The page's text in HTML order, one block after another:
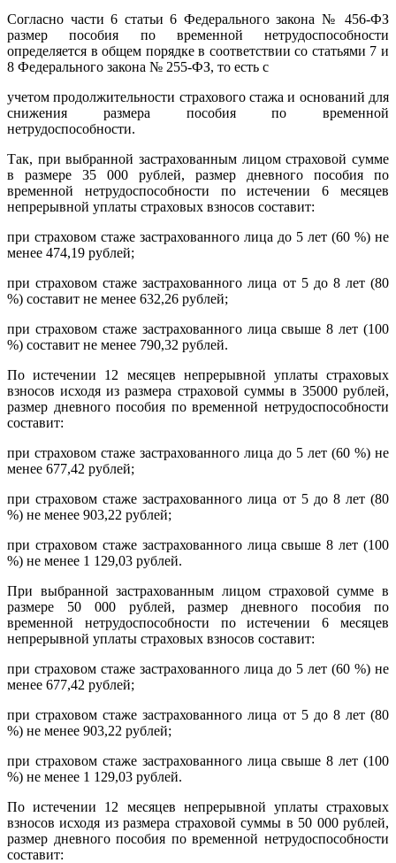
Согласно части 6 статьи 6 Федерального закона № 456-ФЗ
размер пособия по временной нетрудоспособности
определяется в общем порядке в соответствии со статьями 7 и
8 Федерального закона № 255-ФЗ, то есть с
учетом продолжительности страхового стажа и оснований для
снижения размера пособия по временной
нетрудоспособности.
Так, при выбранной застрахованным лицом страховой сумме
в размере 35 000 рублей, размер дневного пособия по
временной нетрудоспособности по истечении 6 месяцев
непрерывной уплаты страховых взносов составит:
при страховом стаже застрахованного лица до 5 лет (60 %) не
менее 474,19 рублей;
при страховом стаже застрахованного лица от 5 до 8 лет (80
%) составит не менее 632,26 рублей;
при страховом стаже застрахованного лица свыше 8 лет (100
%) составит не менее 790,32 рублей.
По истечении 12 месяцев непрерывной уплаты страховых
взносов исходя из размера страховой суммы в 35000 рублей,
размер дневного пособия по временной нетрудоспособности
составит:
при страховом стаже застрахованного лица до 5 лет (60 %) не
менее 677,42 рублей;
при страховом стаже застрахованного лица от 5 до 8 лет (80
%) не менее 903,22 рублей;
при страховом стаже застрахованного лица свыше 8 лет (100
%) не менее 1 129,03 рублей.
При выбранной застрахованным лицом страховой сумме в
размере 50 000 рублей, размер дневного пособия по
временной нетрудоспособности по истечении 6 месяцев
непрерывной уплаты страховых взносов составит:
при страховом стаже застрахованного лица до 5 лет (60 %) не
менее 677,42 рублей;
при страховом стаже застрахованного лица от 5 до 8 лет (80
%) не менее 903,22 рублей;
при страховом стаже застрахованного лица свыше 8 лет (100
%) не менее 1 129,03 рублей.
По истечении 12 месяцев непрерывной уплаты страховых
взносов исходя из размера страховой суммы в 50 000 рублей,
размер дневного пособия по временной нетрудоспособности
составит: